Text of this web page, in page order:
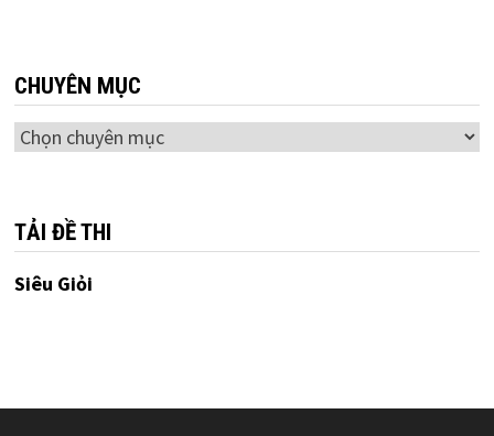
CHUYÊN MỤC
Chuyên
TẢI ĐỀ THI
Siêu Giỏi